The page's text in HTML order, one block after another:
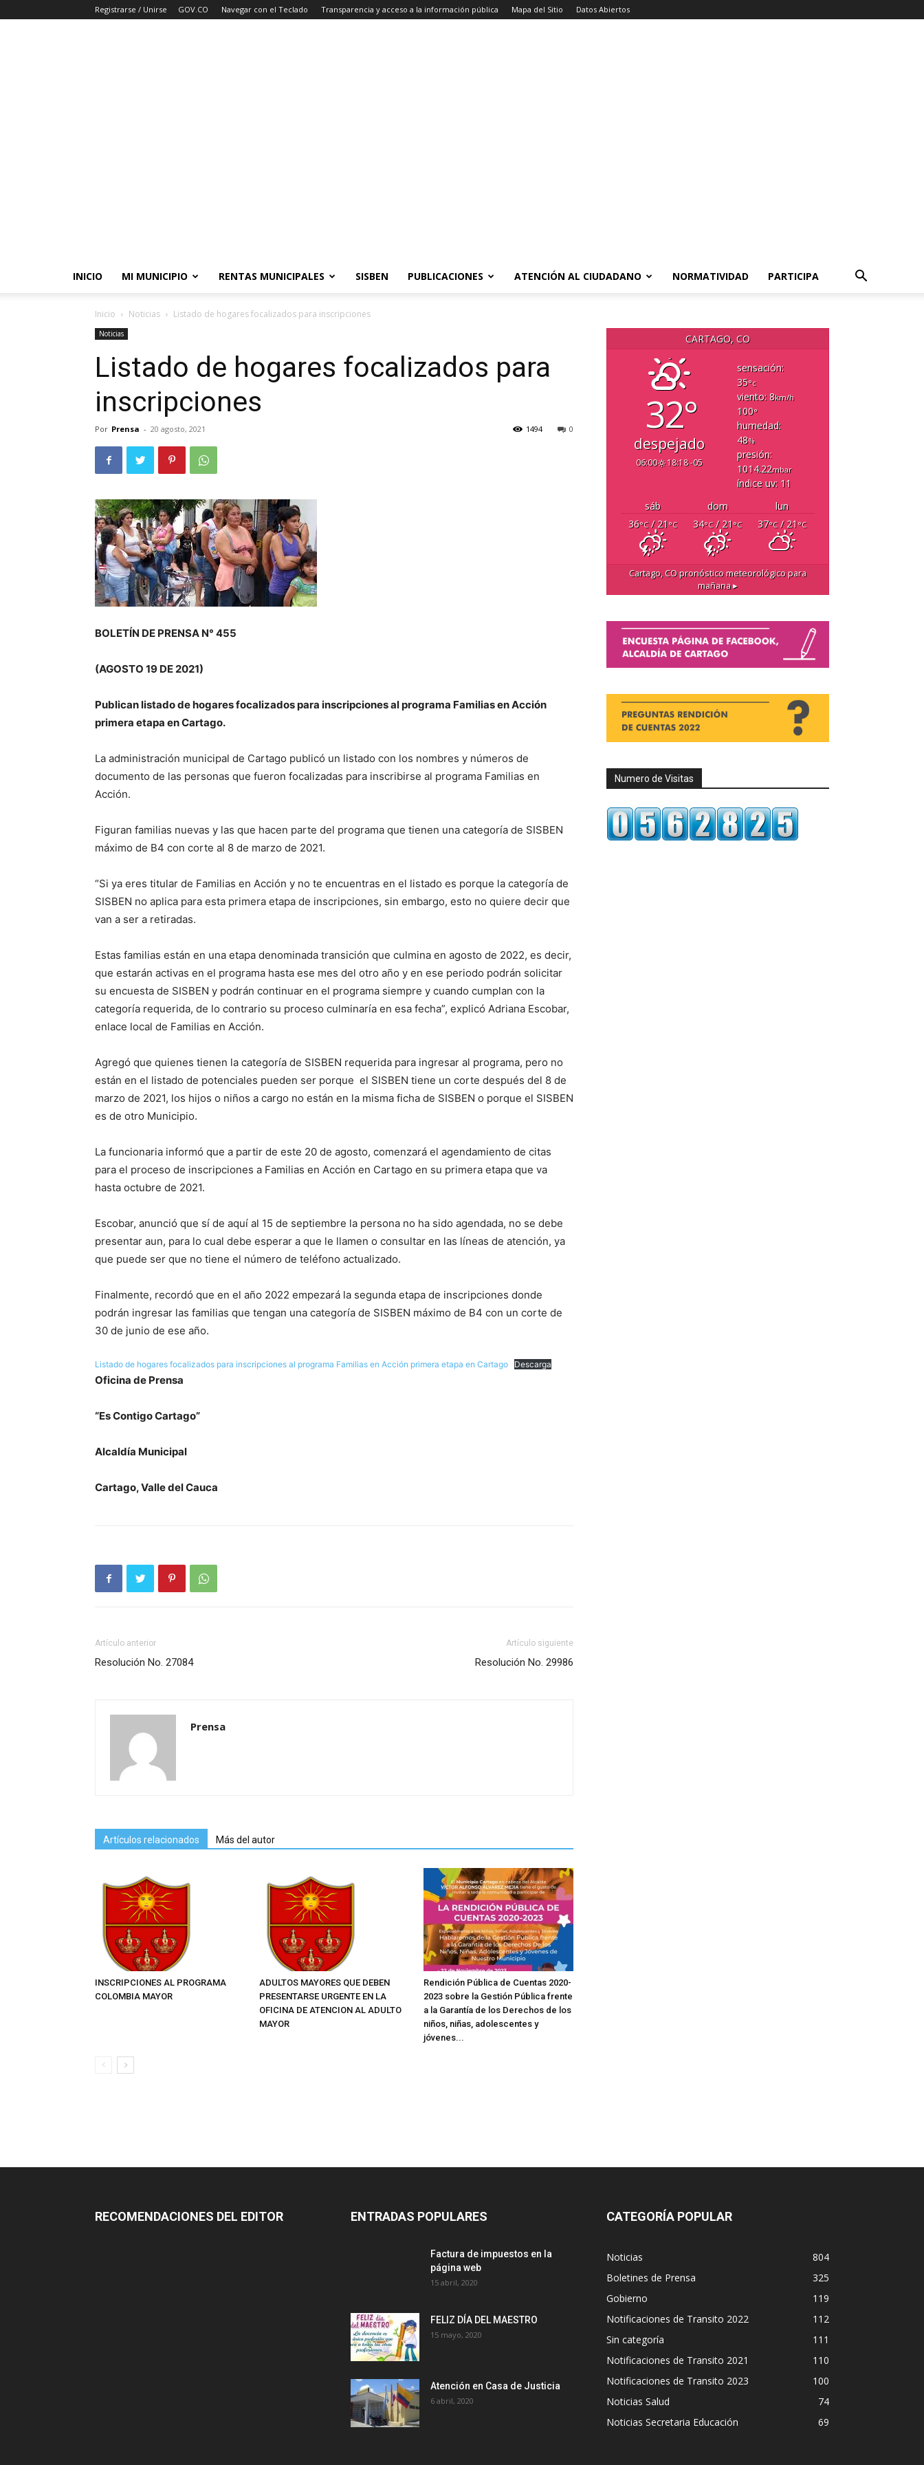
Registrarse / Unirse GOV.CO Navegar con el Teclado Transparencia y acceso a la información pública Mapa del Sitio Datos Abiertos
INICIO MI MUNICIPIO RENTAS MUNICIPALES SISBEN PUBLICACIONES ATENCIÓN AL CIUDADANO NORMATIVIDAD PARTICIPA
Inicio Noticias Listado de hogares focalizados para inscripciones
Noticias
Listado de hogares focalizados para
inscripciones
Por Prensa - 20 agosto, 2021 0
1494
BOLETÍN DE PRENSA N° 455
(AGOSTO 19 DE 2021)
Publican listado de hogares focalizados para inscripciones al programa Familias en Acción
primera etapa en Cartago.
La administración municipal de Cartago publicó un listado con los nombres y números de
documento de las personas que fueron focalizadas para inscribirse al programa Familias en
Acción.
Figuran familias nuevas y las que hacen parte del programa que tienen una categoría de SISBEN
máximo de B4 con corte al 8 de marzo de 2021.
“Si ya eres titular de Familias en Acción y no te encuentras en el listado es porque la categoría de
SISBEN no aplica para esta primera etapa de inscripciones, sin embargo, esto no quiere decir que
van a ser a retiradas.
Estas familias están en una etapa denominada transición que culmina en agosto de 2022, es decir,
que estarán activas en el programa hasta ese mes del otro año y en ese periodo podrán solicitar
su encuesta de SISBEN y podrán continuar en el programa siempre y cuando cumplan con la
categoría requerida, de lo contrario su proceso culminaría en esa fecha”, explicó Adriana Escobar,
enlace local de Familias en Acción.
Agregó que quienes tienen la categoría de SISBEN requerida para ingresar al programa, pero no
están en el listado de potenciales pueden ser porque el SISBEN tiene un corte después del 8 de
marzo de 2021, los hijos o niños a cargo no están en la misma ficha de SISBEN o porque el SISBEN
es de otro Municipio.
La funcionaria informó que a partir de este 20 de agosto, comenzará el agendamiento de citas
para el proceso de inscripciones a Familias en Acción en Cartago en su primera etapa que va
hasta octubre de 2021.
Escobar, anunció que sí de aquí al 15 de septiembre la persona no ha sido agendada, no se debe
presentar aun, para lo cual debe esperar a que le llamen o consultar en las líneas de atención, ya
que puede ser que no tiene el número de teléfono actualizado.
Finalmente, recordó que en el año 2022 empezará la segunda etapa de inscripciones donde
podrán ingresar las familias que tengan una categoría de SISBEN máximo de B4 con un corte de
30 de junio de ese año.
Listado de hogares focalizados para inscripciones al programa Familias en Acción primera etapa en Cartago Descarga
Oficina de Prensa
“Es Contigo Cartago”
Alcaldía Municipal
Cartago, Valle del Cauca
Artículo anterior
Resolución No. 27084
Artículo siguiente
Resolución No. 29986
Prensa
Artículos relacionados Más del autor
INSCRIPCIONES AL PROGRAMA
COLOMBIA MAYOR
ADULTOS MAYORES QUE DEBEN
PRESENTARSE URGENTE EN LA
OFICINA DE ATENCION AL ADULTO
MAYOR
Rendición Pública de Cuentas 2020-
2023 sobre la Gestión Pública frente
a la Garantía de los Derechos de los
niños, niñas, adolescentes y
jóvenes...
CARTAGO, CO
32°
despejado
06:00 18:18 -05
sensación:
35°c
viento: 8km/h
100°
humedad:
48%
presión:
1014.22mbar
índice uv: 11
sáb
dom
lun
36°C/ 21 °C 34°C/ 21 °C 37°C/ 21 °C
Cartago, COpronóstico meteorológico para
mañana ▸
Numero de Visitas
RECOMENDACIONES DEL EDITOR ENTRADAS POPULARES
Factura de impuestos en la
página web
15 abril, 2020
FELIZ DÍA DEL MAESTRO
15 mayo, 2020
Atención en Casa de Justicia
6 abril, 2020
CATEGORÍA POPULAR
Noticias
804
Boletines de Prensa
325
Gobierno
119
Notificaciones de Transito 2022
112
Sin categoría
111
Notificaciones de Transito 2021
110
Notificaciones de Transito 2023
100
Noticias Salud
74
Noticias Secretaria Educación
69